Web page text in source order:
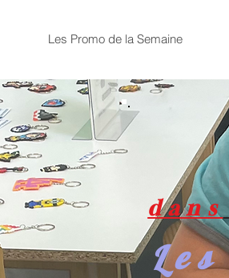
Les Promo de la Semaine
dans
Les